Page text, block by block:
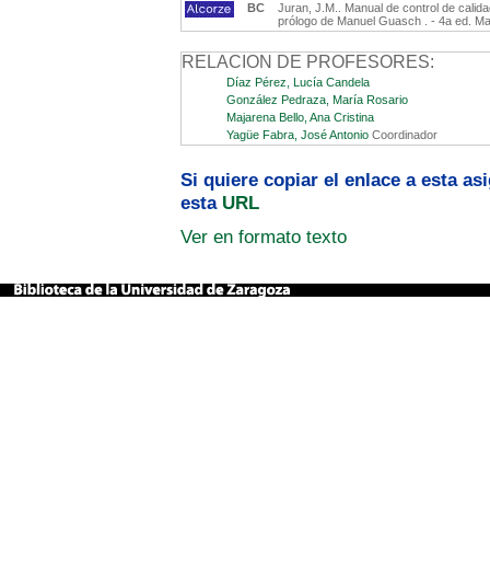
BC
Juran, J.M.. Manual de control de
prólogo de Manuel Guasch . - 4a ed.
RELACION DE PROFESORES:
Díaz Pérez, Lucía Candela
González Pedraza, María Rosario
Majarena Bello, Ana Cristina
Yagüe Fabra, José Antonio Coordinador
Si quiere copiar el enlace a esta
esta URL
Ver en formato texto